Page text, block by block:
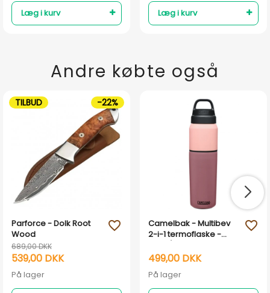
Læg i kurv Læg i kurv
Andre købte også
Parforce - Dolk Root
Wood
689,00 DKK
539,00 DKK
På lager
favorite_outline
TILBUD -22%
Camelbak - Multibev
2-i-1 termoflaske -
499,00 DKK
På lager
favorite_outline